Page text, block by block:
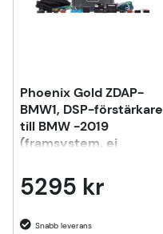
Phoenix Gold ZDAP-
BMW1, DSP-förstärkare
till BMW -2019
(framsystem, ej
5295 kr